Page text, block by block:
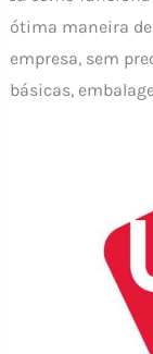
ótima maneira de
empresa, sem
básicas,